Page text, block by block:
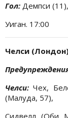
Гол: Демпси
Уиган. 17:00
Челси
Челси:Чех,
(Малуда, 57),